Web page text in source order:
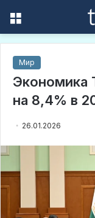
Мир
Экономика
на 8,4% в
26.01.2026